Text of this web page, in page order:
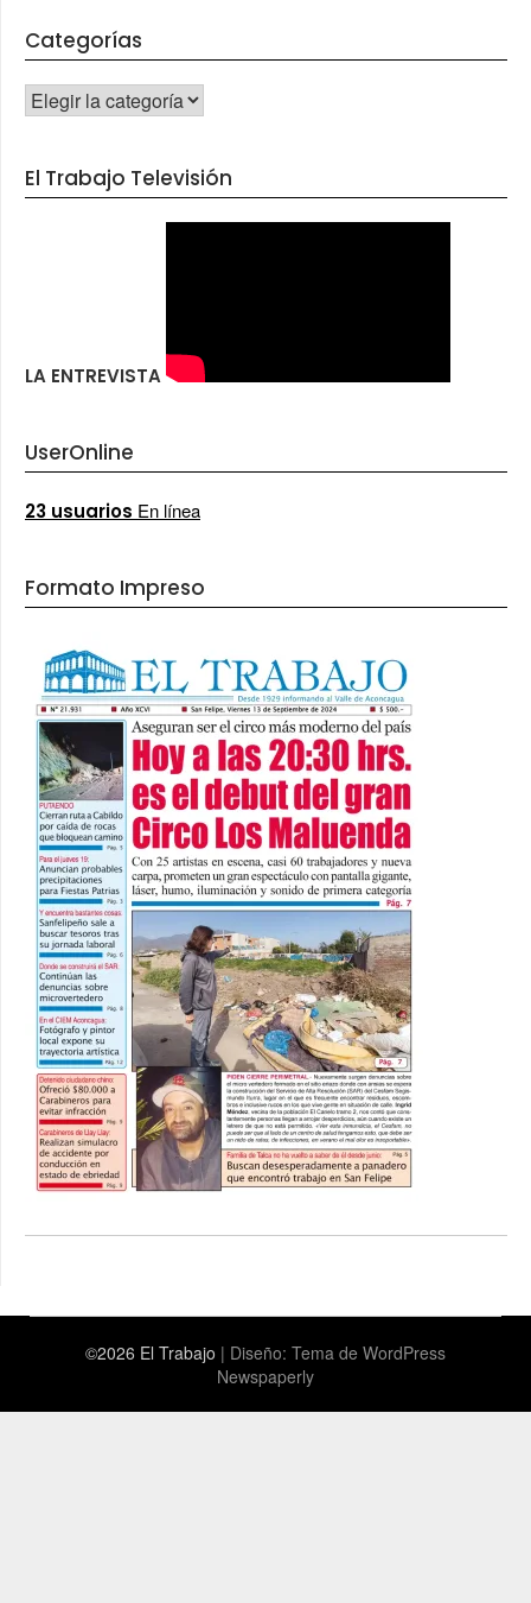
Categorías
CATEGORÍAS
El Trabajo Televisión
LA ENTREVISTA
UserOnline
23 usuarios En línea
Formato Impreso
©2026 El Trabajo | Diseño: Tema de WordPress
Newspaperly